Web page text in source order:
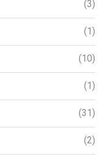
(3)
(1)
(10)
(1)
(31)
(2)